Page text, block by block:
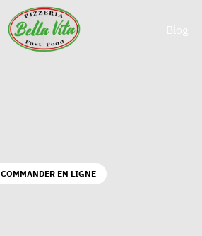
Blog
COMMANDER EN LIGNE